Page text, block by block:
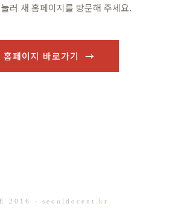
러 새 홈페이지를 방문해 주세요.
홈페이지 바로가기 →
2016 · seouldocent.kr